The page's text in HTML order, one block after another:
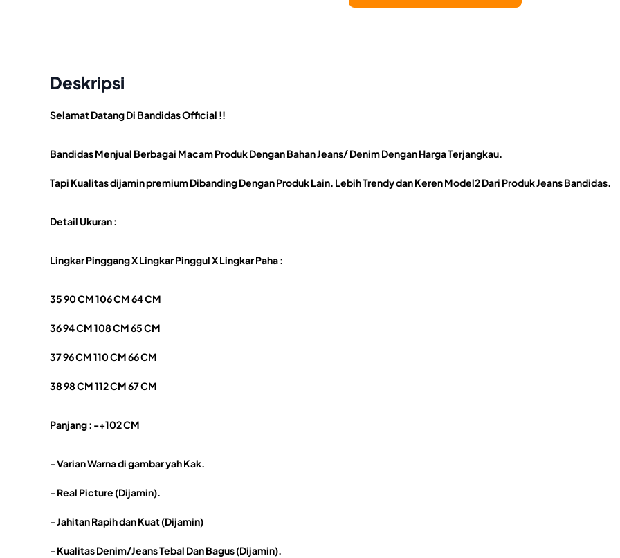
Deskripsi
Selamat Datang Di Bandidas Official !!
Bandidas Menjual Berbagai Macam Produk Dengan Bahan Jeans/ Denim Dengan Harga Terjangkau.
Tapi Kualitas dijamin premium Dibanding Dengan Produk Lain. Lebih Trendy dan Keren Model2 Dari Produk Jeans Bandidas.
Detail Ukuran :
Lingkar Pinggang X Lingkar Pinggul X Lingkar Paha :
35 90 CM 106 CM 64 CM
36 94 CM 108 CM 65 CM
37 96 CM 110 CM 66 CM
38 98 CM 112 CM 67 CM
Panjang : -+102 CM
- Varian Warna di gambar yah Kak.
- Real Picture (Dijamin).
- Jahitan Rapih dan Kuat (Dijamin)
- Kualitas Denim/Jeans Tebal Dan Bagus (Dijamin).